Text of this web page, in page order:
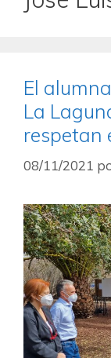
El
La
respetan
08/11/2021